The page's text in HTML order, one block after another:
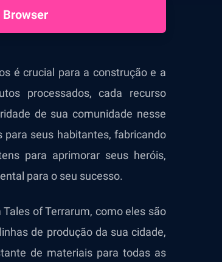
Browser
é crucial para a construção e a
processados, cada recurso
de sua comunidade nesse
seus habitantes, fabricando
para aprimorar seus heróis,
para o seu sucesso.
of Terrarum, como eles são
de produção da sua cidade,
de materiais para todas as